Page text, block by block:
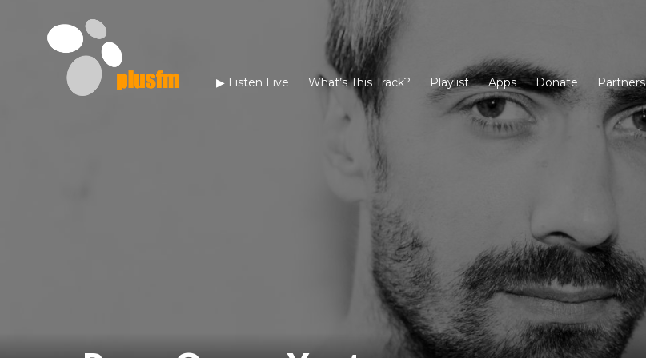
▶︎ Listen Live What’s This Track? Playlist Apps Donate Partners